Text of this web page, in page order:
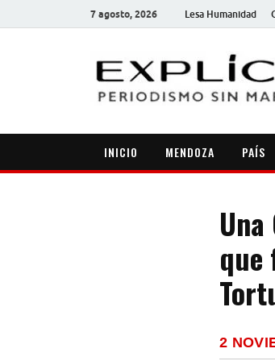
7 agosto, 2026 Lesa Humanidad
INICIO MENDOZA PAÍS
que
2